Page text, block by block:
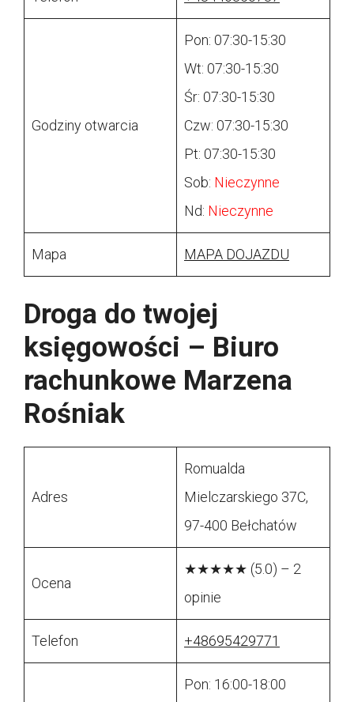
Godziny otwarcia
Pon: 07:30-15:30
Wt: 07:30-15:30
Śr: 07:30-15:30
Czw: 07:30-15:30
Pt: 07:30-15:30
Sob: Nieczynne
Nd: Nieczynne
Mapa MAPA DOJAZDU
Droga do twojej
księgowości – Biuro
rachunkowe Marzena
Rośniak
Adres
Romualda
Mielczarskiego 37C,
97-400 Bełchatów
Ocena
★★★★★ (5.0) – 2
opinie
Telefon +48695429771
Pon: 16:00-18:00